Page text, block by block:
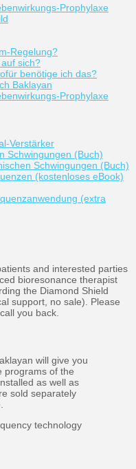
Prophylaxe
Regelung?
sich?
benötige ich das?
Baklayan
Prophylaxe
Verstärker
Schwingungen (Buch)
Schwingungen (Buch)
(kostenloses eBook)
(extra
and interested parties
bioresonance therapist
the Diamond Shield
support, no sale). Please
you back.
will give you
programs of the
as well as
sold separately
technology